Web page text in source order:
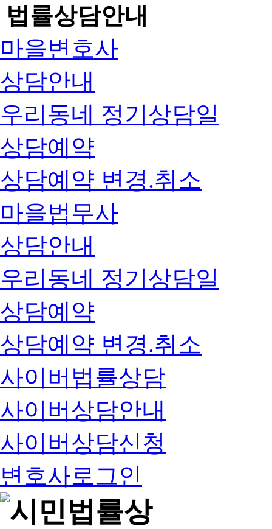
법률상담안내
마을변호사
상담안내
우리동네 정기상담일
상담예약
상담예약 변경.취소
마을법무사
상담안내
우리동네 정기상담일
상담예약
상담예약 변경.취소
사이버법률상담
사이버상담안내
사이버상담신청
변호사로그인